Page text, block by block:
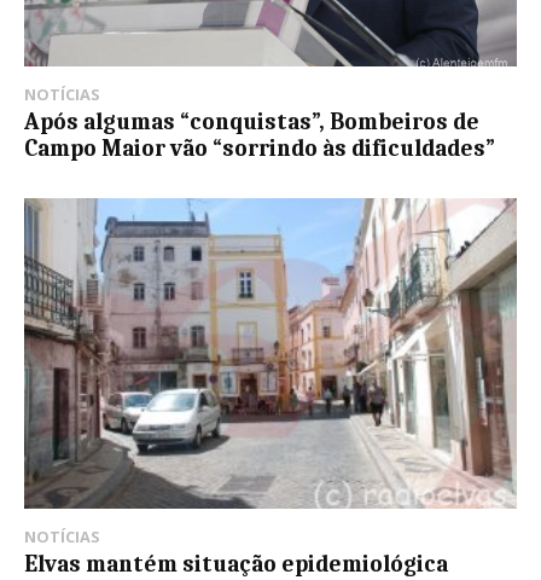
NOTÍCIAS
Após algumas “conquistas”, Bombeiros de
Campo Maior vão “sorrindo às dificuldades”
NOTÍCIAS
Elvas mantém situação epidemiológica